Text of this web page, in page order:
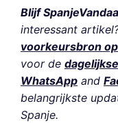
Blijf
interessant
voorkeursbron
voor de
WhatsApp and
belangrijkste
Spanje.